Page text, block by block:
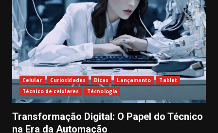
Celular Curiosidades Dicas Lançamento
Tablet
Técnico de celulares
Técnologia
Transformação Digital: O Papel do Técnico
na Era da Automação